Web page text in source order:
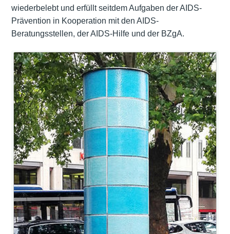
wiederbelebt und erfüllt seitdem Aufgaben der AIDS-
Prävention in Kooperation mit den AIDS-
Beratungsstellen, der AIDS-Hilfe und der BZgA.